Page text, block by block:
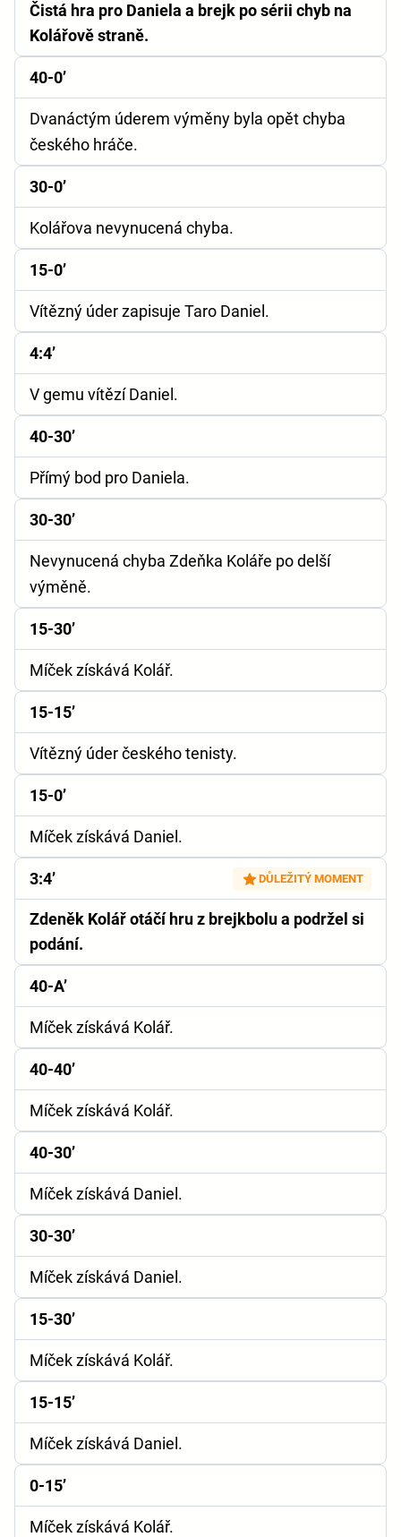
Čistá hra pro Daniela a brejk po sérii chyb na
Kolářově straně.
40-0’
Dvanáctým úderem výměny byla opět chyba
českého hráče.
30-0’
Kolářova nevynucená chyba.
15-0’
Vítězný úder zapisuje Taro Daniel.
4:4’
V gemu vítězí Daniel.
40-30’
Přímý bod pro Daniela.
30-30’
Nevynucená chyba Zdeňka Koláře po delší
výměně.
15-30’
Míček získává Kolář.
15-15’
Vítězný úder českého tenisty.
15-0’
Míček získává Daniel.
3:4’ DŮLEŽITÝ MOMENT
Zdeněk Kolář otáčí hru z brejkbolu a podržel si
podání.
40-A’
Míček získává Kolář.
40-40’
Míček získává Kolář.
40-30’
Míček získává Daniel.
30-30’
Míček získává Daniel.
15-30’
Míček získává Kolář.
15-15’
Míček získává Daniel.
0-15’
Míček získává Kolář.